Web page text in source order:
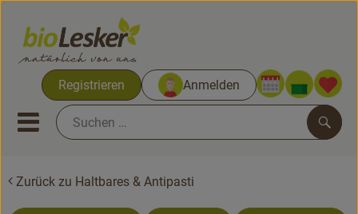
Registrieren Anmelden
Mobiles Menu öffnen oder
Biokisten
Zurück zu Haltbares & Antipasti